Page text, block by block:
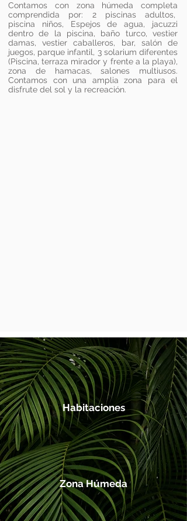
Contamos con zona húmeda completa
comprendida por: 2 piscinas adultos,
piscina niños, Espejos de agua, jacuzzi
dentro de la piscina, baño turco, vestier
damas, vestier caballeros, bar, salón de
juegos, parque infantil, 3 solarium diferentes
(Piscina, terraza mirador y frente a la playa),
zona de hamacas, salones multiusos.
Contamos con una amplia zona para el
disfrute del sol y la recreación.
Habitaciones
Zona Húmeda